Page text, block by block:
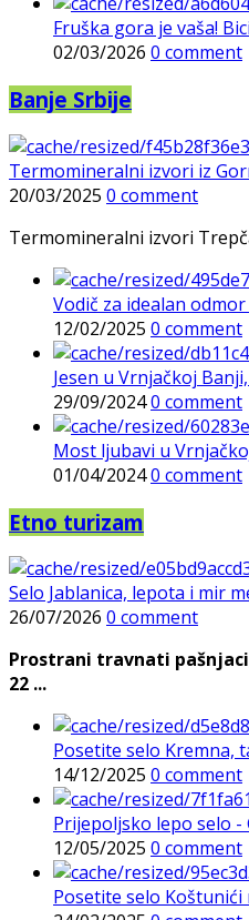
Fruška gora je vaša!
02/03/2026 0 comment
Banje Srbije
Termomineralni izvori iz
20/03/2025 0 comment
Termomineralni izvori
Vodič za idealan odmor
12/02/2025 0 comment
Jesen u Vrnjačkoj
29/09/20240 comment
Most ljubavi u
01/04/20240 comment
Etno turizam
Selo Jablanica, lepota i mir
26/07/2026 0 comment
Prostrani travnati
22 ...
Posetite selo Kremna,
14/12/2025 0 comment
Prijepoljsko lepo selo -
12/05/2025 0 comment
Posetite selo Koštunići